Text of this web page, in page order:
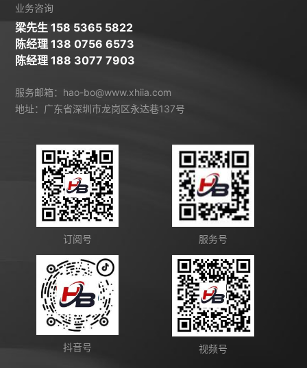
业务咨询
梁先生 158 5365 5822
陈经理 138 0756 6573
陈经理 188 3077 7903
服务邮箱：hao-bo@www.xhiia.com
地址：广东省深圳市龙岗区永达巷137号
订阅号 服务号
抖音号 视频号